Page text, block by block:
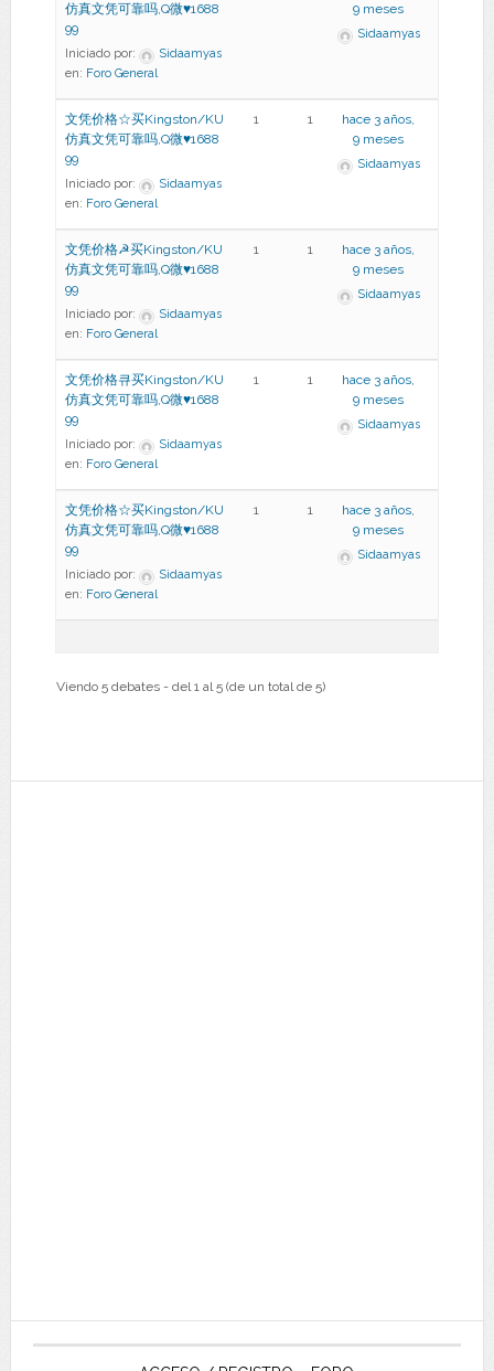
仿真文凭可靠吗,Q微♥1688
99
Iniciado por:
Sidaamyas
en: Foro General
9 meses
Sidaamyas
文凭价格☆买Kingston/KU
仿真文凭可靠吗,Q微♥1688
99
Iniciado por:
Sidaamyas
en: Foro General
1 1
hace 3 años,
9 meses
Sidaamyas
文凭价格☭买Kingston/KU
仿真文凭可靠吗,Q微♥1688
99
Iniciado por:
Sidaamyas
en: Foro General
1 1
hace 3 años,
9 meses
Sidaamyas
文凭价格큐买Kingston/KU
仿真文凭可靠吗,Q微♥1688
99
Iniciado por:
Sidaamyas
en: Foro General
1 1
hace 3 años,
9 meses
Sidaamyas
文凭价格☆买Kingston/KU
仿真文凭可靠吗,Q微♥1688
99
Iniciado por:
Sidaamyas
en: Foro General
1 1
hace 3 años,
9 meses
Sidaamyas
Viendo 5 debates - del 1 al 5 (de un total de 5)